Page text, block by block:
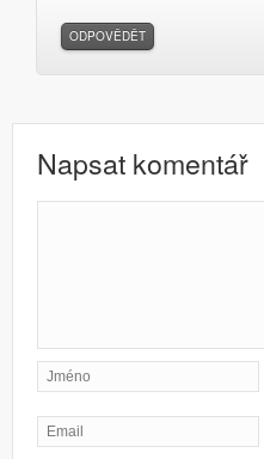
ODPOVĚDĚT
Napsat komentář